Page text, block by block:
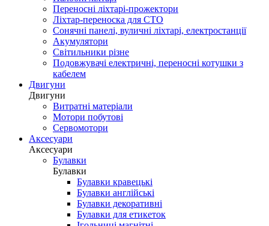
Переносні ліхтарі-прожектори
Ліхтар-переноска для СТО
Сонячні панелі, вуличні ліхтарі, електростанції
Акумулятори
Світильники різне
Подовжувачі електричні, переносні котушки з
кабелем
Двигуни
Двигуни
Витратні матеріали
Мотори побутові
Сервомотори
Аксесуари
Аксесуари
Булавки
Булавки
Булавки кравецькі
Булавки англійські
Булавки декоративні
Булавки для етикеток